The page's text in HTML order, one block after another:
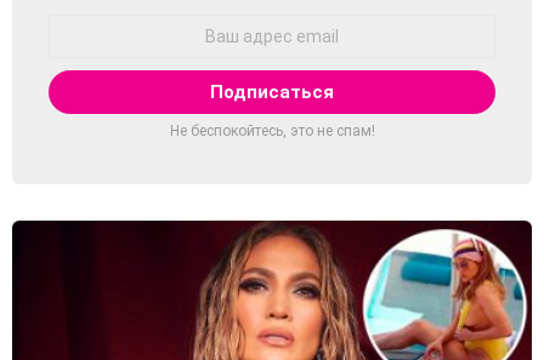
Не беспокойтесь, это не спам!